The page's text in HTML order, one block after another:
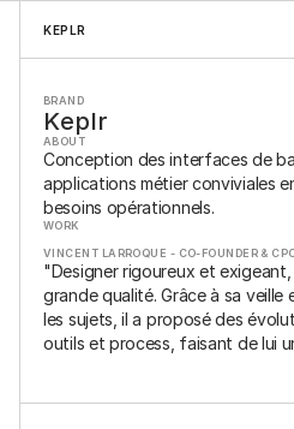
KEPLR
BRAND
Keplr
ABOUT
Conception des interfaces de
applications métier conviviales
besoins opérationnels.
WORK
PRODUCT DESIGN - SAAS & APP B2B
VINCENT LARROQUE - CO-FOUNDER &
"Designer rigoureux et
grande qualité. Grâce à sa veille
les sujets, il a proposé des
outils et process, faisant de lui